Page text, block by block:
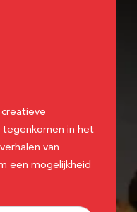
in het
van
een mogelijkheid